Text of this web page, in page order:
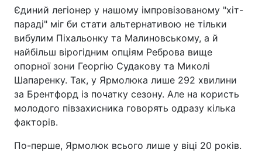
Єдиний легіонер у нашому імпровізованому "хіт-
параді" міг би стати альтернативою не тільки
вибулим Піхальонку та Малиновському, а й
найбільш вірогідним опціям Реброва вище
опорної зони Георгію Судакову та Миколі
Шапаренку. Так, у Ярмолюка лише 292 хвилини
за Брентфорд із початку сезону. Але на користь
молодого півзахисника говорять одразу кілька
факторів.
По-перше, Ярмолюк всього лише у віці 20 років.